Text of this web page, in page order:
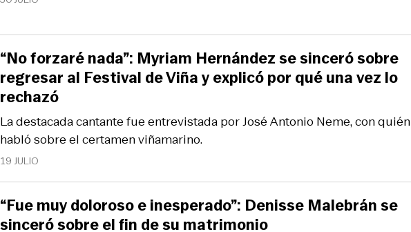
19 JULIO
La destacada cantante fue entrevistada por José Antonio Neme, con quién
habló sobre el certamen viñamarino.
“No forzaré nada”: Myriam Hernández se sinceró sobre
regresar al Festival de Viña y explicó por qué una vez lo
rechazó
“Fue muy doloroso e inesperado”: Denisse Malebrán se
sinceró sobre el fin de su matrimonio